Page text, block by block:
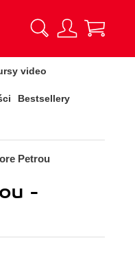
video
Bestsellery
Petrou
-